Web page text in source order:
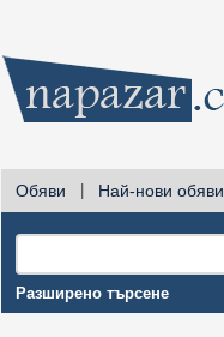
Обяви Най-нови обяви
Разширено търсене